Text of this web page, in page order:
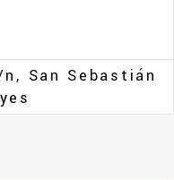
San Sebastián